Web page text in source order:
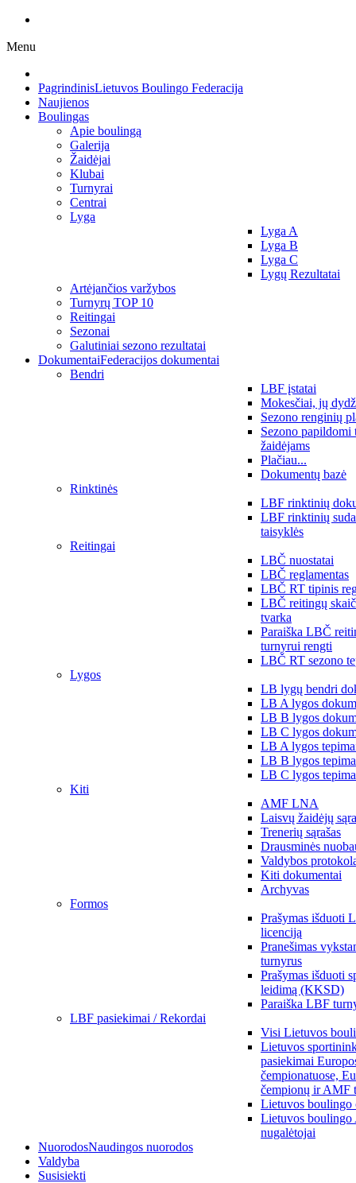
Menu
PagrindinisLietuvos Boulingo Federacija
Naujienos
Boulingas
Apie boulingą
Galerija
Žaidėjai
Klubai
Turnyrai
Centrai
Lyga
Lyga A
Lyga B
Lyga C
Lygų Rezultatai
Artėjančios varžybos
Turnyrų TOP 10
Reitingai
Sezonai
Galutiniai sezono rezultatai
DokumentaiFederacijos dokumentai
Bendri
LBF įstatai
Mokesčiai, jų
Sezono renginių
Sezono papildomi
žaidėjams
Plačiau...
Dokumentų bazė
Rinktinės
LBF rinktinių
LBF rinktinių
taisyklės
Reitingai
LBČ nuostatai
LBČ reglamentas
LBČ RT tipinis
LBČ reitingų
tvarka
Paraiška LBČ
turnyrui rengti
LBČ RT sezono
Lygos
LB lygų bendri
LB A lygos
LB B lygos
LB C lygos
LB A lygos
LB B lygos
LB C lygos
Kiti
AMF LNA
Laisvų žaidėjų
Trenerių sąrašas
Drausminės
Valdybos
Kiti dokumentai
Archyvas
Formos
Prašymas išduoti
licenciją
Pranešimas
turnyrus
Prašymas išduoti
leidimą (KKSD)
Paraiška LBF
LBF pasiekimai / Rekordai
Visi Lietuvos
Lietuvos
pasiekimai
čempionatuose,
čempionų ir AMF
Lietuvos boulingo
Lietuvos boulingo
nugalėtojai
NuorodosNaudingos nuorodos
Valdyba
Susisiekti